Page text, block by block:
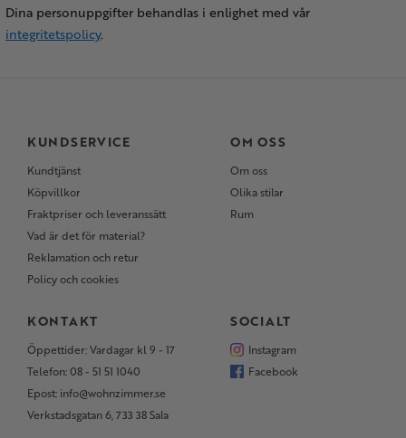
Dina personuppgifter behandlas i enlighet med vår
integritetspolicy.
KUNDSERVICE
Kundtjänst
Köpvillkor
Fraktpriser och leveranssätt
Vad är det för material?
Reklamation och retur
Policy och cookies
OM OSS
Om oss
Olika stilar
Rum
KONTAKT
Öppettider: Vardagar kl 9 - 17
Telefon: 08 - 51 51 1040
Epost: info@wohnzimmer.se
Verkstadsgatan 6, 733 38 Sala
SOCIALT
Instagram
Facebook